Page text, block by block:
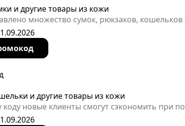
и другие товары из кожи
множество сумок, рюкзаков,
промокод при оформлении заказа.
и другие товары из кожи
коду новые клиенты смогут сэкономить при
обеспечивают долговечность